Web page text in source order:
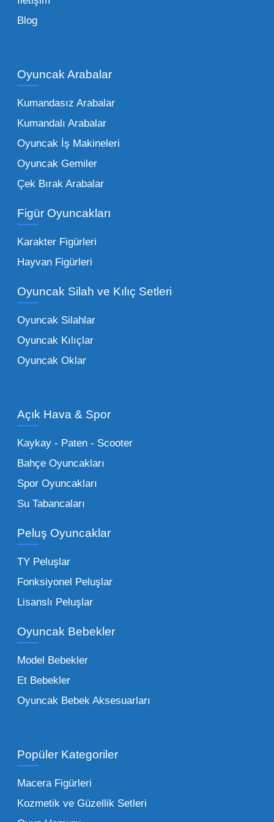
Toptan Oyuncak Çeşitleri Nelerdir?
kadar zengindir. Bir mağazanın veya eğitim
çeşitliliği ile doğru orantılıdır. İşte Mega
Oyuncak bünyesinde öne çıkan ve en çok
tercih edilen kategorilerimiz:
Peluş Oyuncaklar:
vazgeçilmezi olan yumuşak dokulu sevilen
seçeneklerimizi keşfederek koleksiyonunuza
en sevilen karakterleri ekleyebilirsiniz.
Eğitici Setler:
tarafından tercih edilentoptan eğitici
ebeveynlerin son yıllarda en çok satın aldığı
ürün grupları arasında yer almaktadır.
Oyuncak Araçlar:
stok imkanımızla sunulmaktadır.
Küçük Oyuncaklar:
sağlayan toptan küçük oyuncaklar, bakkallar,
Bu kategorideki küçük oyuncaklar toptan
alımlarda çok düşük maliyetlerle yüksek
adetli stok yapmanıza olanak tanır. Özellikle
sürpriz paketler ve figürler, çocukların
harçlıklarıyla kolayca alabildiği ürünlerdir.
Çocuk Oyuncakları Toptan Seçenekleri:
Bebeklik döneminden ergenliğe kadar geniş
toptan tedariği yaparken, piyasadaki en son
figürlerden geleneksel oyun setlerine kadar
her şeyi portföyümüzde bulabilirsiniz.
İşletmeler için toptan oyuncak satış ve alımı
şüphesiz ki birim maliyetin düşmesidir.
Oyuncak toptan kanalına geçildiğinde,
Blog
Oyuncak Arabalar
Kumandasız Arabalar
Kumandalı Arabalar
Oyuncak İş Makineleri
Oyuncak Gemiler
Çek Bırak Arabalar
Figür Oyuncakları
Karakter Figürleri
Hayvan Figürleri
Oyuncak Silah ve Kılıç Setleri
Oyuncak Silahlar
Oyuncak Kılıçlar
Oyuncak Oklar
Açık Hava & Spor
Kaykay - Paten - Scooter
Bahçe Oyuncakları
Spor Oyuncakları
Su Tabancaları
Peluş Oyuncaklar
TY Peluşlar
Fonksiyonel Peluşlar
Lisanslı Peluşlar
Oyuncak Bebekler
Model Bebekler
Et Bebekler
Oyuncak Bebek Aksesuarları
Popüler Kategoriler
Macera Figürleri
Kozmetik ve Güzellik Setleri